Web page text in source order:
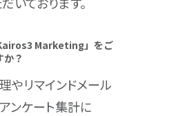
Marketing」をご
？
やリマインドメール
ンケート集計に